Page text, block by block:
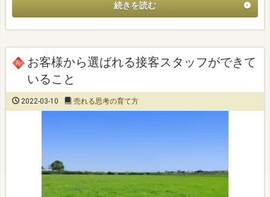
続きを読む
お客様から選ばれる接客スタッフができて
いること
2022-03-10 売れる思考の育て方